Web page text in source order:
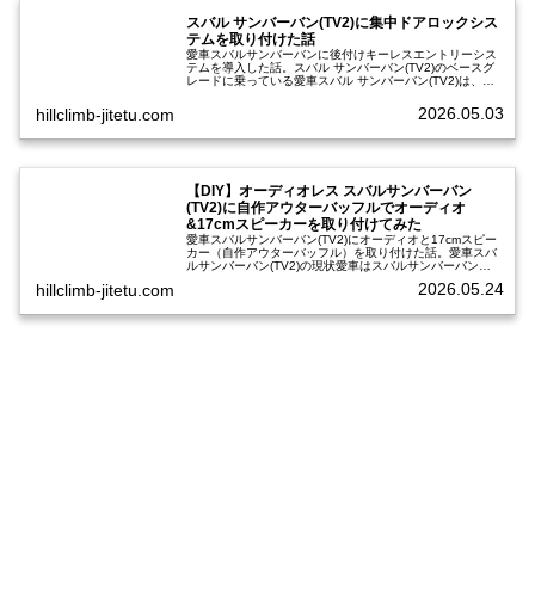
スバル サンバーバン(TV2)に集中ドアロックシス
テムを取り付けた話
愛車スバルサンバーバンに後付けキーレスエントリーシス
テムを導入した話。スバル サンバーバン(TV2)のベースグ
レードに乗っている愛車スバル サンバーバン(TV2)は、パ
hillclimb-jitetu.com 2026.05.03
【DIY】オーディオレス スバルサンバーバン
(TV2)に自作アウターバッフルでオーディオ
&17cmスピーカーを取り付けてみた
愛車スバルサンバーバン(TV2)にオーディオと17cmスピー
カー（自作アウターバッフル）を取り付けた話。愛車スバ
ルサンバーバン(TV2)の現状愛車はスバルサンバーバン
hillclimb-jitetu.com 2026.05.24